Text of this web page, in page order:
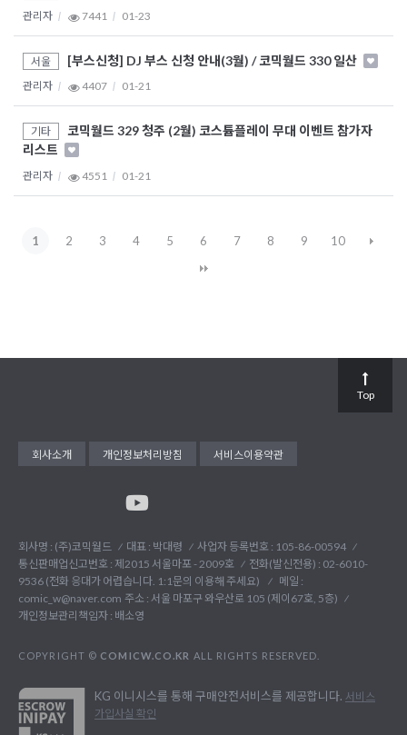
관리자 7441 01-23
서울 [부스신청] DJ 부스 신청 안내(3월) / 코믹월드 330 일산
관리자 4407 01-21
기타
코믹월드 329 청주 (2월) 코스튬플레이 무대 이벤트 참가자
리스트
관리자 4551 01-21
1 2 3 4 5 6 7 8 9 10
회사소개 개인정보처리방침 서비스이용약관
회사명 : (주)코믹월드 대표 : 박대령
사업자 등록번호 : 105-86-00594
통신판매업신고번호 : 제2015 서울마포 - 2009호
전화(발신전용) : 02-6010-
9536 (전화 응대가 어렵습니다. 1:1문의 이용해 주세요)
메일 :
comic_w@naver.com 주소 : 서울 마포구 와우산로 105 (제이67호, 5층)
개인정보관리책임자 : 배소영
COPYRIGHT © COMICW.CO.KR ALL RIGHTS RESERVED.
KG 이니시스를 통해 구매안전서비스를 제공합니다. 서비스
가입사실 확인
Top